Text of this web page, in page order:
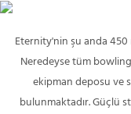
Eternity'nin şu anda
Neredeyse tüm
ekipman deposu ve
bulunmaktadır. Güçlü